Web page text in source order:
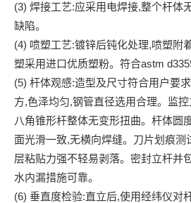
(3) 焊接工艺:应采用电焊接,整个杆体
缺陷。
(4) 喷塑工艺:镀锌后钝化处理,喷塑附
塑采用进口优质塑粉。符合astm
(5) 杆体观感:造型及尺寸符合用户要
方,色泽均匀,钢管直径选用合理。监
八角锥形杆整体无变形扭曲。杆体圆
面光滑一致,无横向焊缝。刀片划痕测
层粘贴力强不轻易剥落。密封立杆并
水内漏措施可靠。
(6) 垂直度检验:直立后,使用经纬仪对